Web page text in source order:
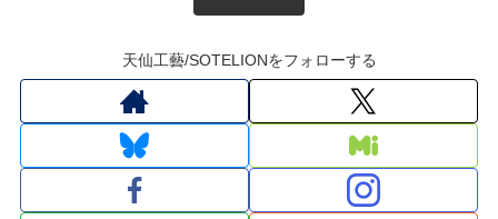
天仙工藝/SOTELIONをフォローする